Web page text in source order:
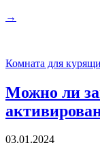
→
Комната для
Можно ли
03.01.2024